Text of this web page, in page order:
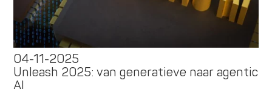
04-11-2025
Unleash 2025: van generatieve naar agentic
AI